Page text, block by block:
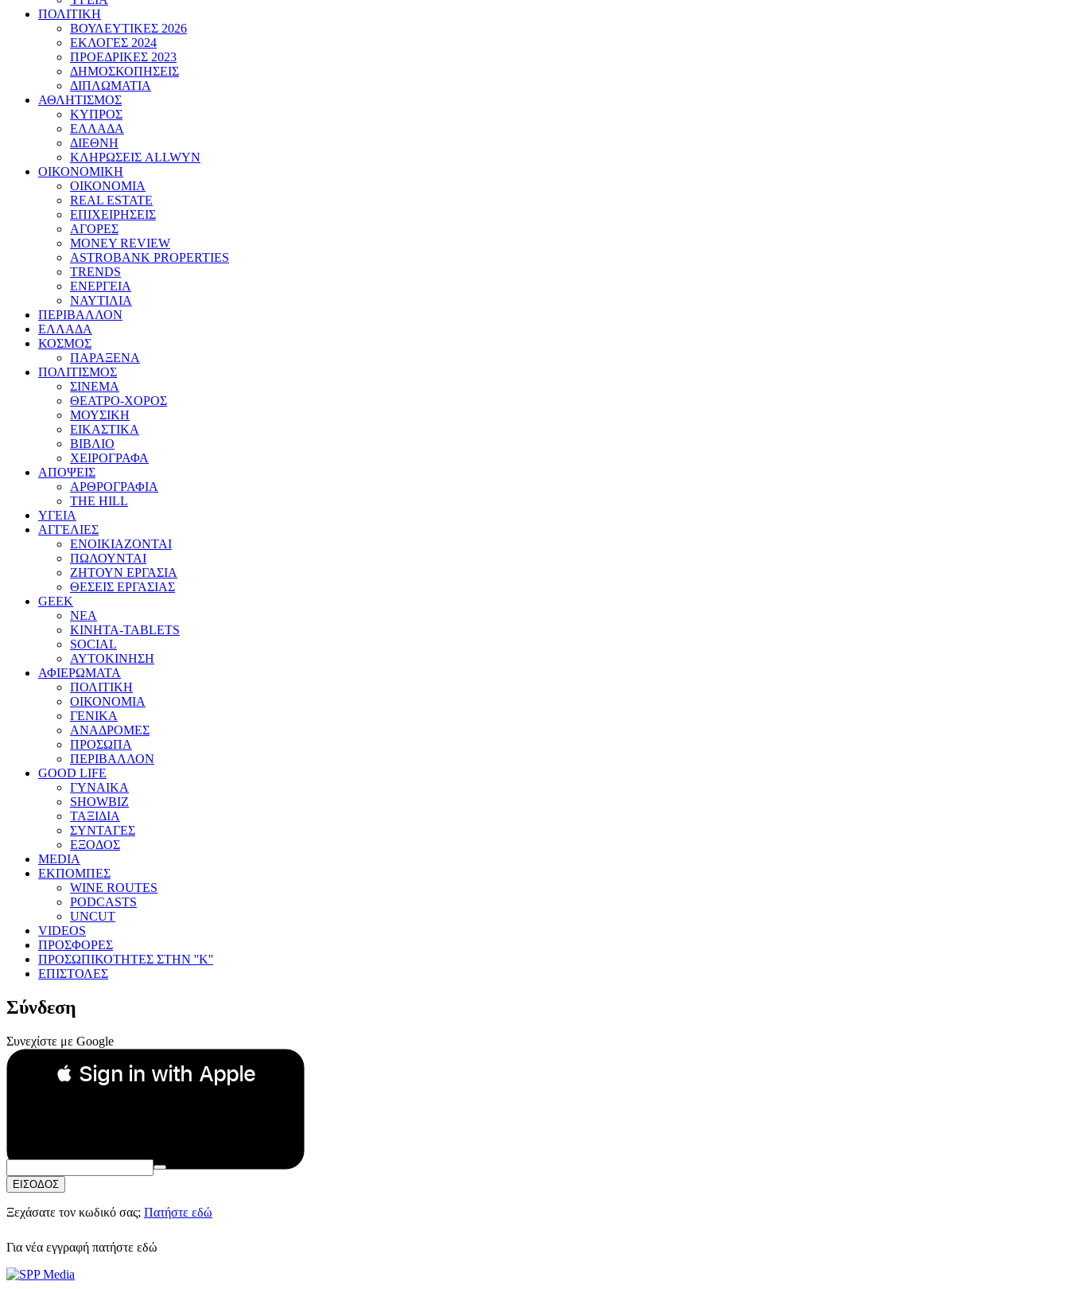
ΠΟΛΙΤΙΚΗ
ΒΟΥΛΕΥΤΙΚΕΣ 2026
ΕΚΛΟΓΕΣ 2024
ΠΡΟΕΔΡΙΚΕΣ 2023
ΔΗΜΟΣΚΟΠΗΣΕΙΣ
ΔΙΠΛΩΜΑΤΙΑ
ΑΘΛΗΤΙΣΜΟΣ
ΚΥΠΡΟΣ
ΕΛΛΑΔΑ
ΔΙΕΘΝΗ
ΚΛΗΡΩΣΕΙΣ ALLWYN
ΟΙΚΟΝΟΜΙΚΗ
ΟΙΚΟΝΟΜΙΑ
REAL ESTATE
ΕΠΙΧΕΙΡΗΣΕΙΣ
ΑΓΟΡΕΣ
MONEY REVIEW
ASTROBANK PROPERTIES
TRENDS
ΕΝΕΡΓΕΙΑ
ΝΑΥΤΙΛΙΑ
ΠΕΡΙΒΑΛΛΟΝ
ΕΛΛΑΔΑ
ΚΟΣΜΟΣ
ΠΑΡΑΞΕΝΑ
ΠΟΛΙΤΙΣΜΟΣ
ΣΙΝΕΜΑ
ΘΕΑΤΡΟ-ΧΟΡΟΣ
ΜΟΥΣΙΚΗ
ΕΙΚΑΣΤΙΚΑ
ΒΙΒΛΙΟ
ΧΕΙΡΟΓΡΑΦΑ
ΑΠΟΨΕΙΣ
ΑΡΘΡΟΓΡΑΦΙΑ
THE HILL
ΥΓΕΙΑ
ΑΓΓΕΛΙΕΣ
ΕΝΟΙΚΙΑΖΟΝΤΑΙ
ΠΩΛΟΥΝΤΑΙ
ΖΗΤΟΥΝ ΕΡΓΑΣΙΑ
ΘΕΣΕΙΣ ΕΡΓΑΣΙΑΣ
GEEK
ΝΕΑ
ΚΙΝΗΤΑ-TABLETS
SOCIAL
ΑΥΤΟΚΙΝΗΣΗ
ΑΦΙΕΡΩΜΑΤΑ
ΠΟΛΙΤΙΚΗ
ΟΙΚΟΝΟΜΙΑ
ΓΕΝΙΚΑ
ΑΝΑΔΡΟΜΕΣ
ΠΡΟΣΩΠΑ
ΠΕΡΙΒΑΛΛΟΝ
GOOD LIFE
ΓΥΝΑΙΚΑ
SHOWBIZ
ΤΑΞΙΔΙΑ
ΣΥΝΤΑΓΕΣ
ΕΞΟΔΟΣ
MEDIA
ΕΚΠΟΜΠΕΣ
WINE ROUTES
PODCASTS
UNCUT
VIDEOS
ΠΡΟΣΦΟΡΕΣ
ΠΡΟΣΩΠΙΚΟΤΗΤΕΣ ΣΤΗΝ ''Κ''
ΕΠΙΣΤΟΛΕΣ
Σύνδεση
Συνεχίστε με Google
 Sign in with Apple
Συνεχίστε με Apple
ή
Email:
Κωδικός Πρόσβασης:
ΕΙΣΟΔΟΣ
Ξεχάσατε τον κωδικό σας; Πατήστε εδώ
Για νέα εγγραφή πατήστε εδώ